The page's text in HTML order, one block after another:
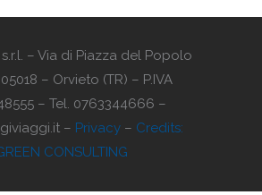
s.r.l. – Via di Piazza del Popolo
– Orvieto (TR) – P.IVA
– Tel. 0763344666 –
– Privacy – Credits:
CONSULTING